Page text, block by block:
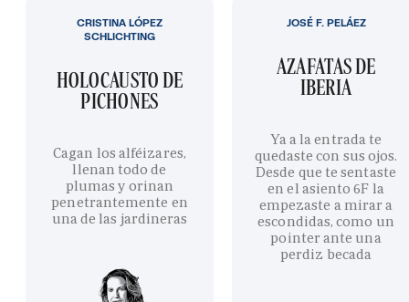
HOLOCAUSTO DE
PICHONES
Cagan los alféizares,
llenan todo de
plumas y orinan
penetrantemente en
una de las jardineras
CRISTINA LÓPEZ
SCHLICHTING
AZAFATAS DE
IBERIA
Ya a la entrada te
quedaste con sus ojos.
Desde que te sentaste
en el asiento 6F la
empezaste a mirar a
escondidas, como un
pointer ante una
perdiz becada
JOSÉ F. PELÁEZ